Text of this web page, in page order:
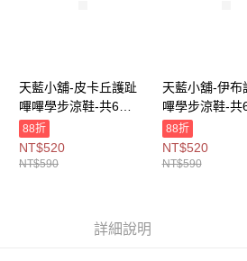
付款後7-11取貨
每筆NT$80，滿NT$1,000(含以上)免運費
宅配
每筆NT$100，滿NT$1,000(含以上)免運費
天藍小舖-皮卡丘護趾
嗶嗶學步涼鞋-共6
色-$590【A27270563
】
88折
NT$520
NT$590
天藍小舖-伊布
嗶學步涼鞋-共
色-$590【
】
88折
NT$520
NT$590
詳細說明